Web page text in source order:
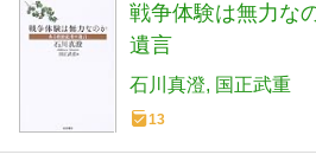
戦争体験は無力な
遺言
石川真澄 国正武重
13